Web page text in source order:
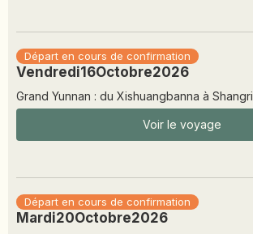
Départ en cours de confirmation
Vendredi16Octobre2026
Grand Yunnan : du Xishuangbanna à
Voir le voyage
Départ en cours de confirmation
Mardi20Octobre2026